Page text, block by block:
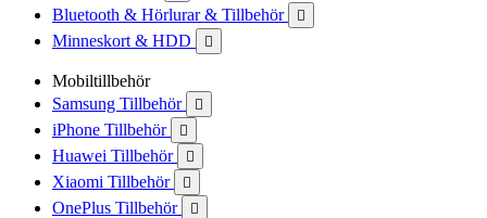
Bluetooth & Hörlurar & Tillbehör 
Minneskort & HDD 
Mobiltillbehör
Samsung Tillbehör

iPhone Tillbehör 
Huawei Tillbehör 
Xiaomi Tillbehör 
OnePlus Tillbehör 